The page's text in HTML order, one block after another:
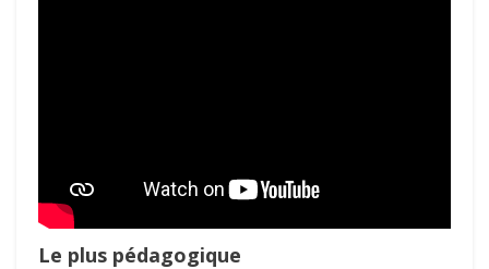
Le plus pédagogique